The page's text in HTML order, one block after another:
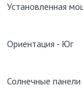
Установленная
Ориентация - Юг
Солнечные